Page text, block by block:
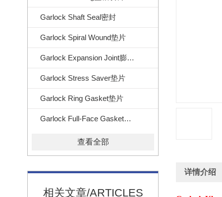
Garlock Shaft Seal密封
Garlock Spiral Wound垫片
Garlock Expansion Joint膨胀节
Garlock Stress Saver垫片
Garlock Ring Gasket垫片
Garlock Full-Face Gasket垫片
查看全部
相关文章/ARTICLES
详情介绍